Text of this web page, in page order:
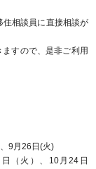
住相談員に直接相談が
すので、是非ご利用
9月26日(火)
（火）、10月24日